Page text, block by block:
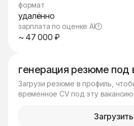
генерация резюме под
Загрузи резюме в профиль,
временное CV под эту вакансию
Загрузить
формат
удалённо
зарплата по оценке AI
~ 47 000 ₽